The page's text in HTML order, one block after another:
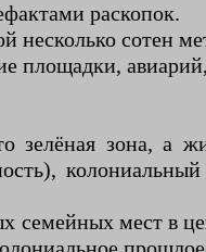
раскопок.
несколько сотен
площадки,
зона, а
семейных мест в